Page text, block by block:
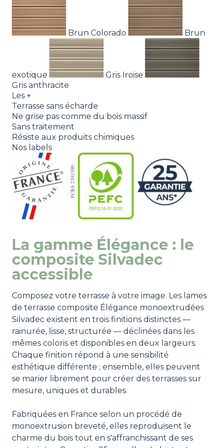
Brun Colorado Brun
exotique
Gris Iroise
Gris anthracite
Les +
Terrasse sans écharde
Ne grise pas comme du bois massif
Sans traitement
Résiste aux produits chimiques
Nos labels
La gamme Élégance : le
composite Silvadec
accessible
Composez votre terrasse à votre image. Les lames
de terrasse composite Élégance monoextrudées
Silvadec existent en trois finitions distinctes —
rainurée, lisse, structurée — déclinées dans les
mêmes coloris et disponibles en deux largeurs.
Chaque finition répond à une sensibilité
esthétique différente ; ensemble, elles peuvent
se marier librement pour créer des terrasses sur
mesure, uniques et durables.
Fabriquées en France selon un procédé de
monoextrusion breveté, elles reproduisent le
charme du bois tout en s'affranchissant de ses